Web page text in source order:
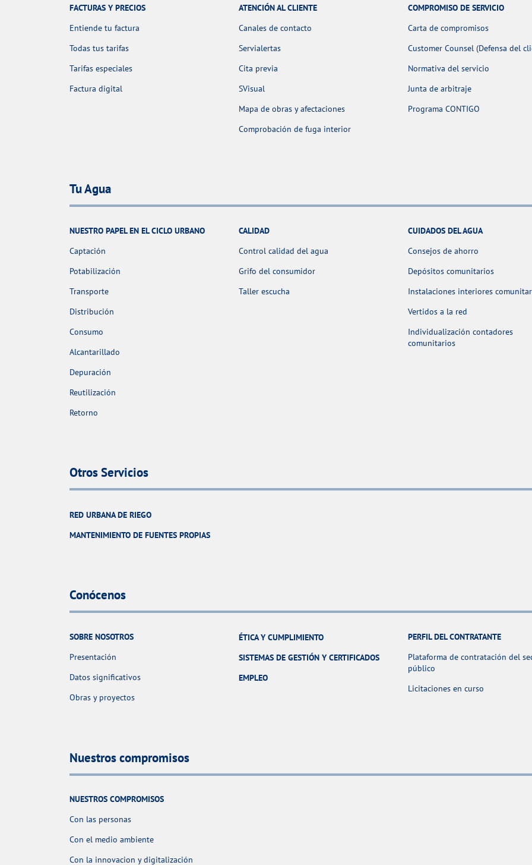
FACTURAS Y PRECIOS
Entiende tu factura
Todas tus tarifas
Tarifas especiales
Factura digital
ATENCIÓN AL CLIENTE
Canales de contacto
Servialertas
Cita previa
SVisual
Mapa de obras y afectaciones
Comprobación de fuga interior
COMPROMISO DE SERVICIO
Carta de compromisos
Customer Counsel (Defensa del
Normativa del servicio
Junta de arbitraje
Programa CONTIGO
Tu Agua
NUESTRO PAPEL EN EL CICLO URBANO
Captación
Potabilización
Transporte
Distribución
Consumo
Alcantarillado
Depuración
Reutilización
Retorno
CALIDAD
Control calidad del agua
Grifo del consumidor
Taller escucha
CUIDADOS DEL AGUA
Consejos de ahorro
Depósitos comunitarios
Instalaciones interiores
Vertidos a la red
Individualización contadores
comunitarios
Otros Servicios
RED URBANA DE RIEGO
MANTENIMIENTO DE FUENTES PROPIAS
Conócenos
SOBRE NOSOTROS
Presentación
Datos significativos
Obras y proyectos
ÉTICA Y CUMPLIMIENTO
SISTEMAS DE GESTIÓN Y CERTIFICADOS
EMPLEO
PERFIL DEL CONTRATANTE
Plataforma de contratación del
público
Licitaciones en curso
Nuestros compromisos
NUESTROS COMPROMISOS
Con las personas
Con el medio ambiente
Con la innovacion y digitalización